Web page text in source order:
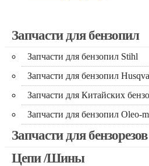
Запчасти для бензопил
Запчасти для бензопил Stihl
Запчасти для бензопил
Запчасти для Китайских
Запчасти для бензопил Oleo-
Запчасти для бензорезов
Цепи /Шины